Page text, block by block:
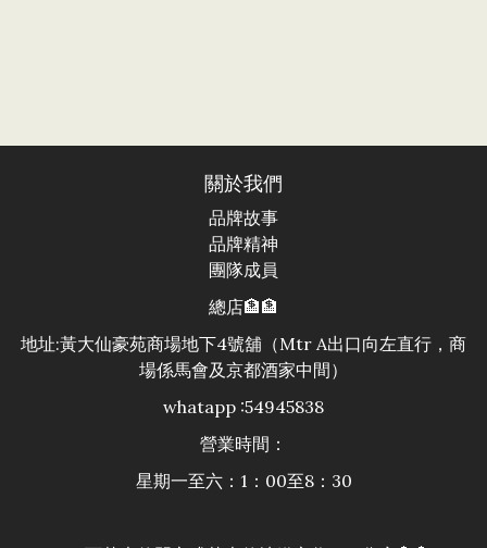
關於我們
品牌故事
品牌精神
團隊成員
總店🏦🏦
地址:黃大仙豪苑商場地下4號舖（Mtr A出口向左直行，商
場係馬會及京都酒家中間）
whatapp :54945838
營業時間：
星期一至六：1：00至8：30